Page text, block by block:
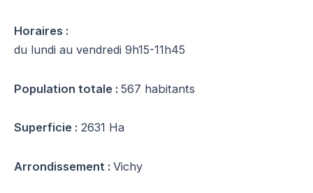
Horaires :
du lundi au vendredi 9h15-11h45
Population totale : 567 habitants
Superficie : 2631 Ha
Arrondissement : Vichy